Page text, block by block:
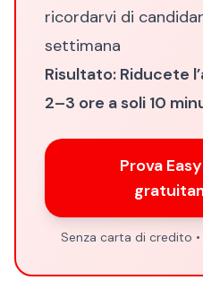
ricordarvi di
settimana
Risultato: Riducete
2–3 ore a soli 10
Prova
Senza carta di credito